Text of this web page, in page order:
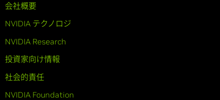
会社概要
NVIDIA テクノロジ
NVIDIA Research
投資家向け情報
社会的責任
NVIDIA Foundation